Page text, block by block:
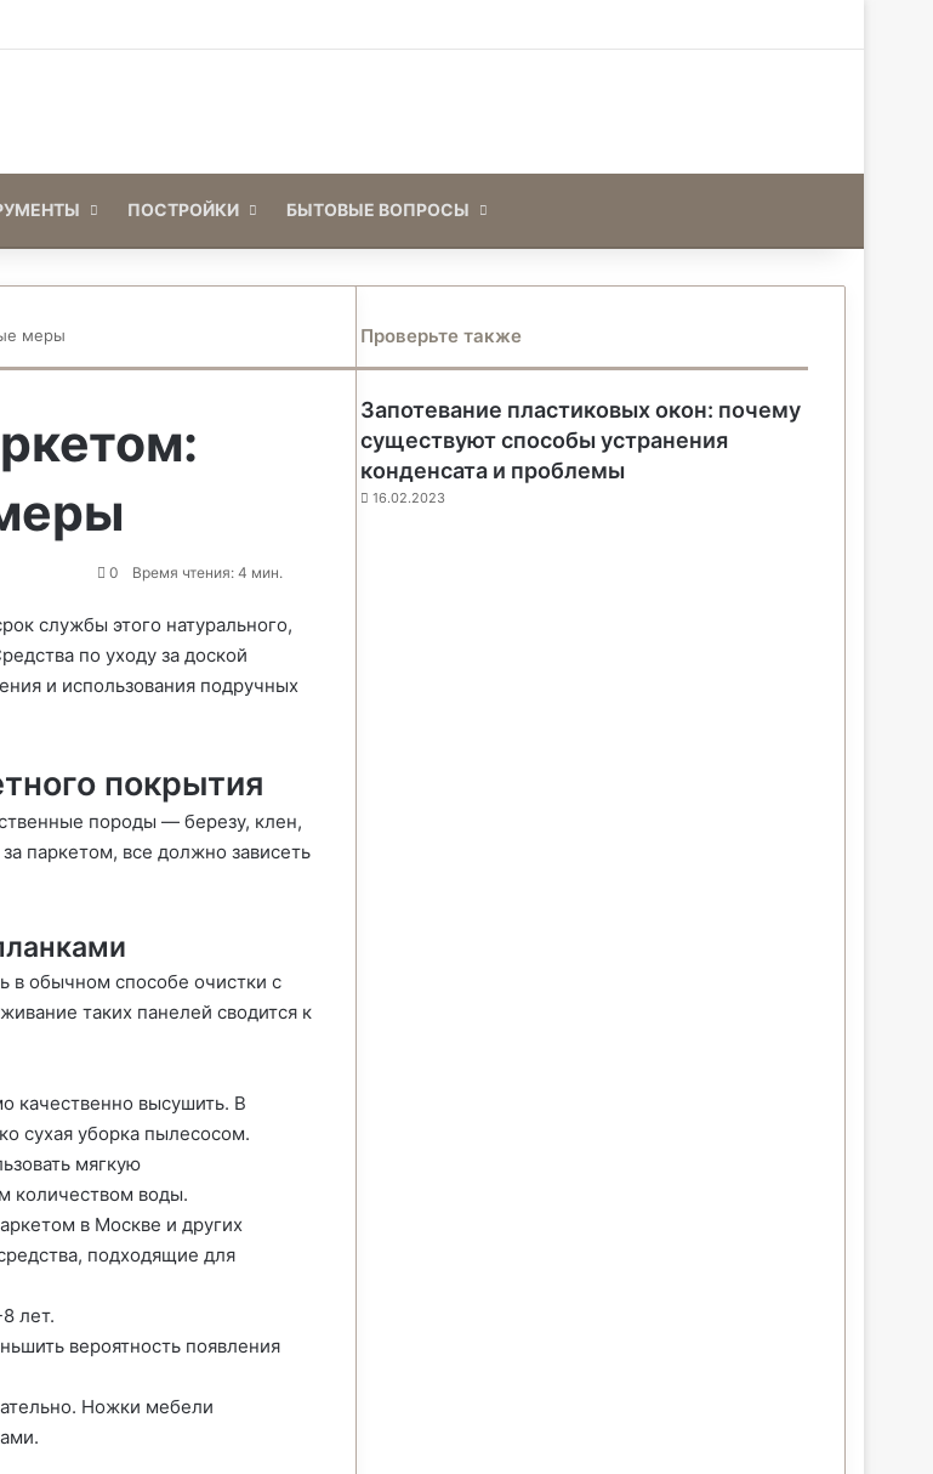
ПОСТРОЙКИ БЫТОВЫЕ ВОПРОСЫ
меры
0 Время чтения: 4 мин.
службы этого натурального,
по уходу за доской
и использования подручных
покрытия
породы — березу, клен,
паркетом, все должно зависеть
в обычном способе очистки с
таких панелей сводится к
качественно высушить. В
сухая уборка пылесосом.
мягкую
количеством воды.
в Москве и других
подходящие для
лет.
вероятность появления
Ножки мебели
Проверьте также
к
р
ы
т
Запотевание пластиковых окон: почему
существуют способы устранения
конденсата и проблемы
16.02.2023